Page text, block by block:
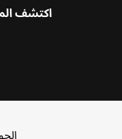
اكتشف